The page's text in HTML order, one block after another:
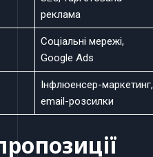
реклама
Соціальні мережі,
Google Ads
Інфлюенсер-маркетинг,
email-розсилки